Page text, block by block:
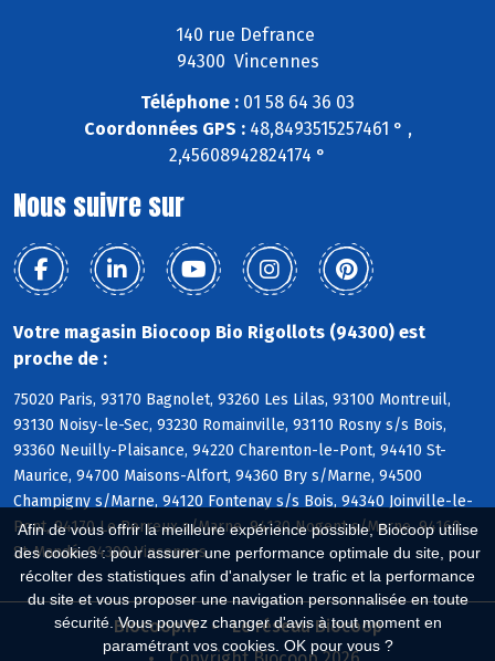
Afin de vous offrir la meilleure expérience possible, Biocoop utilise
des cookies : pour assurer une performance optimale du site, pour
récolter des statistiques afin d'analyser le trafic et la performance
du site et vous proposer une navigation personnalisée en toute
sécurité. Vous pouvez changer d'avis à tout moment en
paramétrant vos cookies. OK pour vous ?
140 rue Defrance
94300 Vincennes
Téléphone : 01 58 64 36 03
Coordonnées GPS :48,8493515257461 ° ,
2,45608942824174 °
Nous suivre sur
Votre magasin Biocoop Bio Rigollots (94300) est
proche de :
75020 Paris, 93170 Bagnolet, 93260 Les Lilas, 93100 Montreuil,
93130 Noisy-le-Sec, 93230 Romainville, 93110 Rosny s/s Bois,
93360 Neuilly-Plaisance, 94220 Charenton-le-Pont, 94410 St-
Maurice, 94700 Maisons-Alfort, 94360 Bry s/Marne, 94500
Champigny s/Marne, 94120 Fontenay s/s Bois, 94340 Joinville-le-
Pont, 94170 Le Perreux s/Marne, 94130 Nogent s/Marne, 94160
St-Mandé, 94300 Vincennes
Biocoop.fr
Le réseau Biocoop